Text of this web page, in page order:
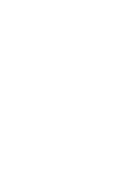
院和贵阳市社区核酸采集点，她们奋
打赢疫情攻坚战贡献力量。